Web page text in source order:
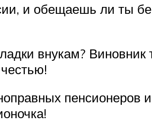
и обещаешь ли ты
внукам? Виновник
пенсионеров